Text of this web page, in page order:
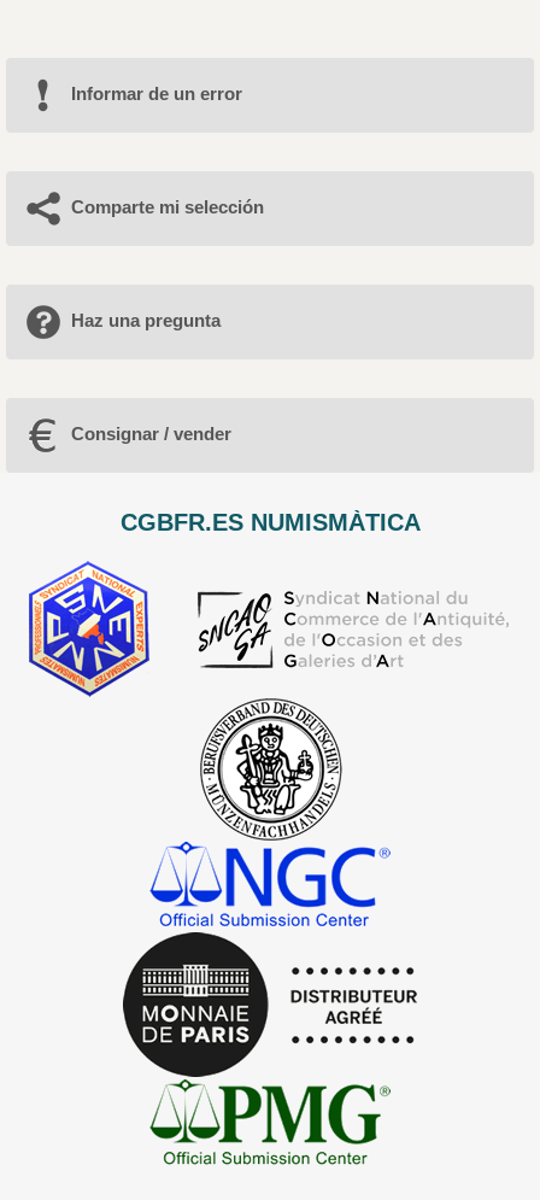
Informar de un error
Comparte mi selección
Haz una pregunta
Consignar / vender
CGBFR.ES NUMISMÀTICA